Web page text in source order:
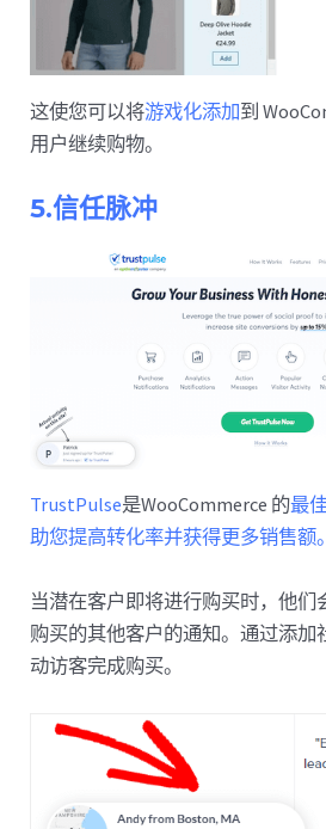
这使您可以将游戏化添加到
用户继续购物。
5.信任脉冲
TrustPulse是WooCommerce 的最
助您提高转化率并获得更多销售额。
当潜在客户即将进行购买时，他们
购买的其他客户的通知。通过添加
动访客完成购买。